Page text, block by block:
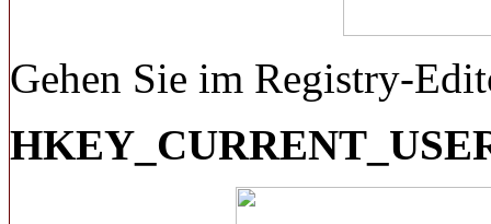
Gehen Sie im Registry-